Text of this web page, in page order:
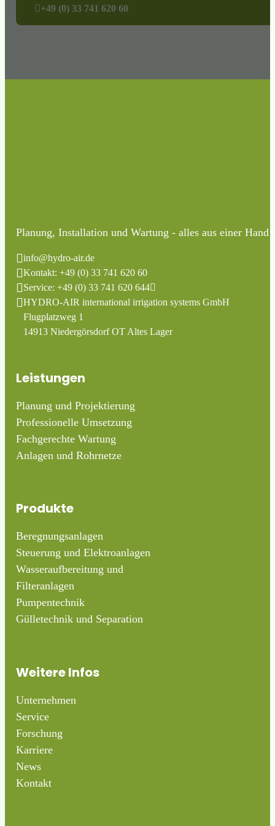
+49 (0) 33 741 620 60
Planung, Installation und Wartung - alles aus einer
info@hydro-air.de
Kontakt: +49 (0) 33 741 620 60
Service: +49 (0) 33 741 620 644
HYDRO-AIR international irrigation systems GmbH
Flugplatzweg 1
14913 Niedergörsdorf OT Altes Lager
Leistungen
Planung und Projektierung
Professionelle Umsetzung
Fachgerechte Wartung
Anlagen und Rohrnetze
Produkte
Beregnungsanlagen
Steuerung und Elektroanlagen
Wasseraufbereitung und
Filteranlagen
Pumpentechnik
Gülletechnik und Separation
Weitere Infos
Unternehmen
Service
Forschung
Karriere
News
Kontakt